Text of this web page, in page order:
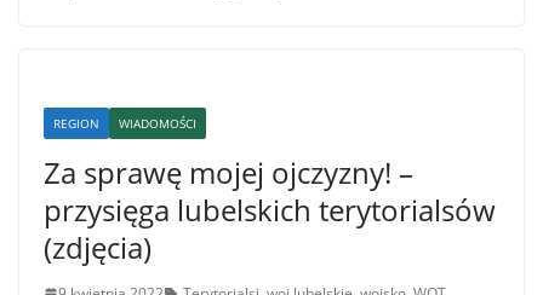
REGION WIADOMOŚCI
Za sprawę mojej ojczyzny! –
przysięga lubelskich terytorialsów
(zdjęcia)